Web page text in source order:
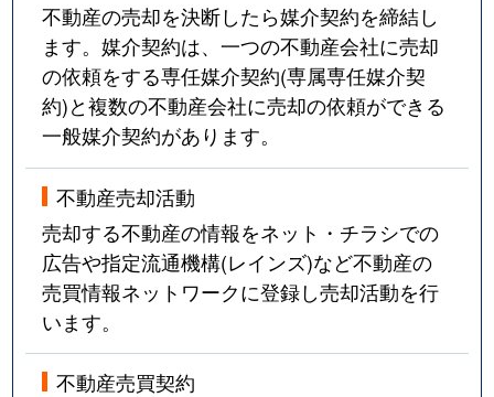
不動産の売却を決断したら媒介契約を締結し
ます。媒介契約は、一つの不動産会社に売却
の依頼をする専任媒介契約(専属専任媒介契
約)と複数の不動産会社に売却の依頼ができる
一般媒介契約があります。
不動産売却活動
売却する不動産の情報をネット・チラシでの
広告や指定流通機構(レインズ)など不動産の
売買情報ネットワークに登録し売却活動を行
います。
不動産売買契約